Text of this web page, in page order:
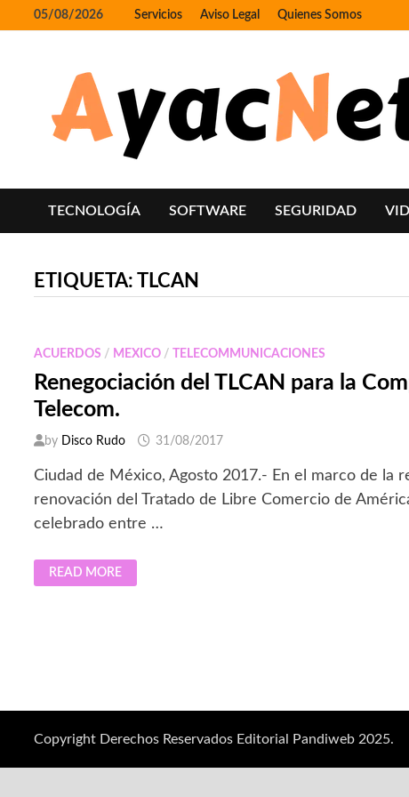
to
05/08/2026 Servicios Aviso Legal Quienes Somos
TECNOLOGÍA SOFTWARE SEGURIDAD
ETIQUETA:TLCAN
ACUERDOS / MEXICO / TELECOMMUNICACIONES
Renegociación del TLCAN para la
Telecom.
by Disco Rudo 31/08/2017
Ciudad de México, Agosto 2017.- En el marco de la
renovación del Tratado de Libre Comercio de
celebrado entre …
RENEGOCIACIÓN
DEL
READ MORE
Copyright Derechos Reservados Editorial Pandiweb 2025.